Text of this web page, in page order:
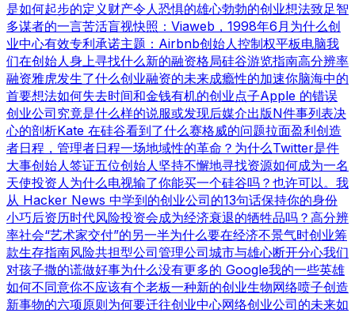
是如何起步的定义财产令人恐惧的雄心勃勃的创业想法致足智
多谋者的一言苦活盲视快照：Viaweb，1998年6月 为什么创
业中心有效专利承诺主题：Airbnb创始人控制权平板电脑我
们在创始人身上寻找什么新的融资格局硅谷游览指南高分辨率
融资雅虎发生了什么创业融资的未来成瘾性的加速你脑海中的
首要想法如何失去时间和金钱有机的创业点子Apple 的错误
创业公司究竟是什么样的说服或发现后媒介出版N件事列表决
心的剖析Kate 在硅谷看到了什么赛格威的问题拉面盈利创造
者日程，管理者日程一场地域性的革命？ 为什么Twitter是件
大事创始人签证五位创始人坚持不懈地寻找资源如何成为一名
天使投资人为什么电视输了你能买一个硅谷吗？也许可以。 我
从 Hacker News 中学到的创业公司的13句话保持你的身份
小巧后资历时代风险投资会成为经济衰退的牺牲品吗？ 高分辨
率社会“艺术家交付”的另一半为什么要在经济不景气时创业筹
款生存指南风险共担型公司管理公司城市与雄心断开分心我们
对孩子撒的谎做好事为什么没有更多的 Google我的一些英雄
如何不同意你不应该有个老板一种新的创业生物网络喷子创造
新事物的六项原则为何要迁往创业中心网络创业公司的未来如